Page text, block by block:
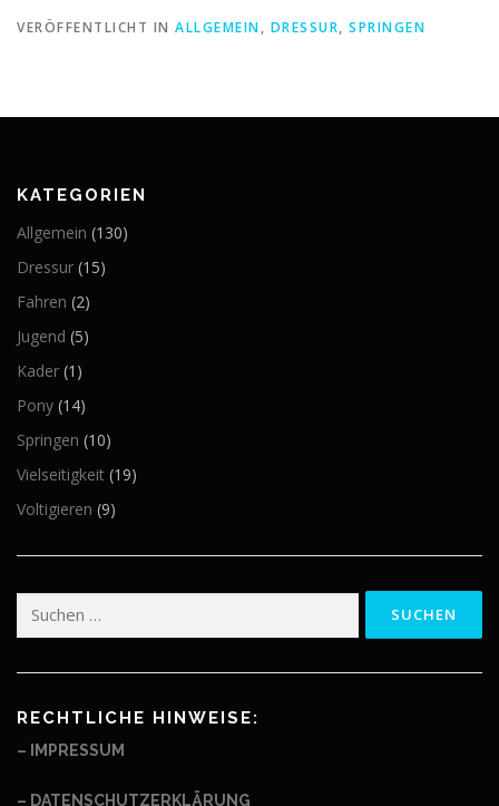
VERÖFFENTLICHT IN ALLGEMEIN, DRESSUR, SPRINGEN
KATEGORIEN
Allgemein (130)
Dressur (15)
Fahren (2)
Jugend (5)
Kader (1)
Pony (14)
Springen (10)
Vielseitigkeit (19)
Voltigieren (9)
Suchen
RECHTLICHE HINWEISE:
– IMPRESSUM
– DATENSCHUTZERKLÄRUNG